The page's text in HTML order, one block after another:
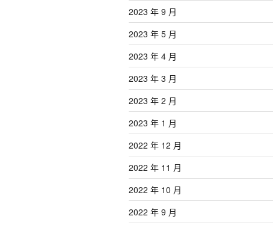
2023 年 9 月
2023 年 5 月
2023 年 4 月
2023 年 3 月
2023 年 2 月
2023 年 1 月
2022 年 12 月
2022 年 11 月
2022 年 10 月
2022 年 9 月